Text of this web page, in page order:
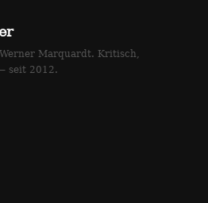
Marquardt. Kritisch,
seit 2012.